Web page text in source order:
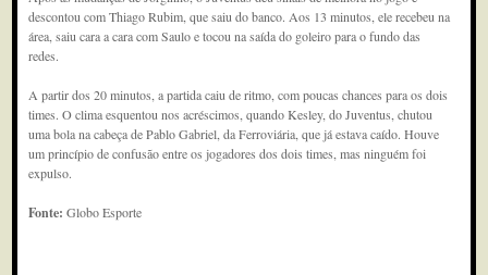
descontou com Thiago Rubim, que saiu do banco. Aos 13 minutos, ele recebeu na
área, saiu cara a cara com Saulo e tocou na saída do goleiro para o fundo das
redes.
A partir dos 20 minutos, a partida caiu de ritmo, com poucas chances para os dois
times. O clima esquentou nos acréscimos, quando Kesley, do Juventus, chutou
uma bola na cabeça de Pablo Gabriel, da Ferroviária, que já estava caído. Houve
um princípio de confusão entre os jogadores dos dois times, mas ninguém foi
expulso.
Fonte:Globo Esporte